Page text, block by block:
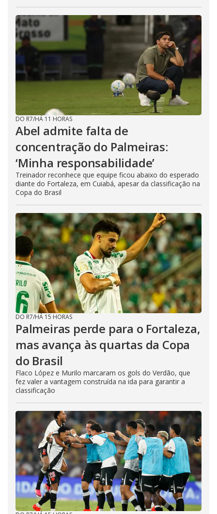
DO R7/HÁ 11 HORAS
Abel admite falta de
concentração do Palmeiras:
‘Minha responsabilidade’
Treinador reconhece que equipe ficou abaixo do esperado
diante do Fortaleza, em Cuiabá, apesar da classificação na
Copa do Brasil
DO R7/HÁ 15 HORAS
Palmeiras perde para o Fortaleza,
mas avança às quartas da Copa
do Brasil
Flaco López e Murilo marcaram os gols do Verdão, que
fez valer a vantagem construída na ida para garantir a
classificação